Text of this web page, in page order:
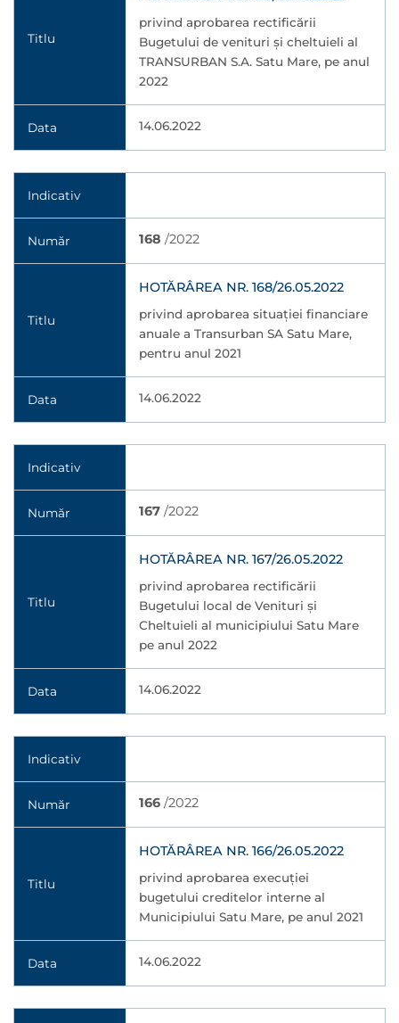
Titlu
privind aprobarea rectificării
Bugetului de venituri şi cheltuieli al
TRANSURBAN S.A. Satu Mare, pe anul
2022
Data 14.06.2022
Indicativ
Număr 168 /2022
Titlu
HOTĂRÂREA NR. 168/26.05.2022
privind aprobarea situaţiei financiare
anuale a Transurban SA Satu Mare,
pentru anul 2021
Data 14.06.2022
Indicativ
Număr 167 /2022
Titlu
HOTĂRÂREA NR. 167/26.05.2022
privind aprobarea rectificării
Bugetului local de Venituri şi
Cheltuieli al municipiului Satu Mare
pe anul 2022
Data 14.06.2022
Indicativ
Număr 166 /2022
Titlu
HOTĂRÂREA NR. 166/26.05.2022
privind aprobarea execuţiei
bugetului creditelor interne al
Municipiului Satu Mare, pe anul 2021
Data 14.06.2022